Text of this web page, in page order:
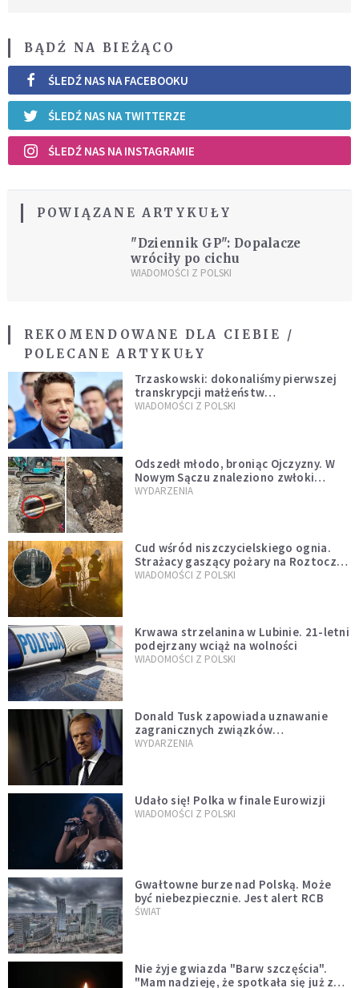
BĄDŹ NA BIEŻĄCO
ŚLEDŹ NAS NA FACEBOOKU
ŚLEDŹ NAS NA TWITTERZE
ŚLEDŹ NAS NA INSTAGRAMIE
POWIĄZANE ARTYKUŁY
"Dziennik GP": Dopalacze
wróciły po cichu
WIADOMOŚCI Z POLSKI
REKOMENDOWANE DLA CIEBIE /
POLECANE ARTYKUŁY
Trzaskowski: dokonaliśmy pierwszej
transkrypcji małżeństw
jednopłciowych. “Tak jak
WIADOMOŚCI Z POLSKI
Odszedł młodo, broniąc Ojczyzny. W
Nowym Sączu znaleziono zwłoki
mężczyzny z czasów potopu
WYDARZENIA
Cud wśród niszczycielskiego ognia.
Strażacy gaszący pożary na Roztoczu
opublikowali niezwykłe zdjęcie
WIADOMOŚCI Z POLSKI
Krwawa strzelanina w Lubinie. 21-letni
podejrzany wciąż na wolności
WIADOMOŚCI Z POLSKI
Donald Tusk zapowiada uznawanie
zagranicznych związków
jednopłciowych. "Państwo oblało ten
WYDARZENIA
Udało się! Polka w finale Eurowizji
WIADOMOŚCI Z POLSKI
Gwałtowne burze nad Polską. Może
być niebezpiecznie. Jest alert RCB
ŚWIAT
Nie żyje gwiazda "Barw szczęścia".
"Mam nadzieję, że spotkała się już z